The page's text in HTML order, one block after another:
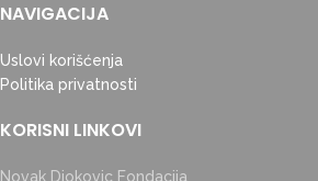
NAVIGACIJA
Uslovi korišćenja
Politika privatnosti
KORISNI LINKOVI
Novak Djokovic Fondacija